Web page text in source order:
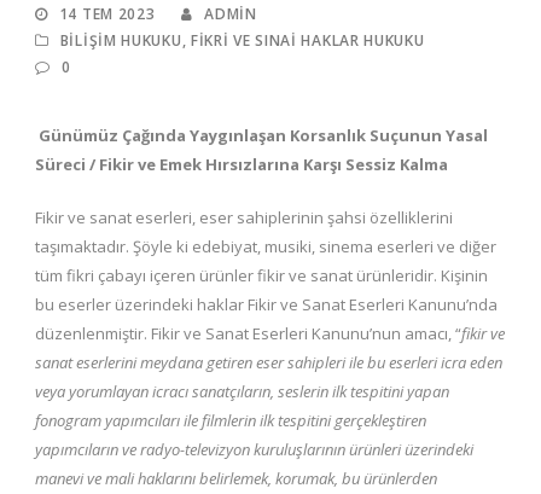
14 TEM 2023
ADMIN
BILIŞIM HUKUKU, FIKRI VE SINAI HAKLAR HUKUKU
0
Günümüz Çağında Yaygınlaşan Korsanlık Suçunun Yasal
Süreci / Fikir ve Emek Hırsızlarına Karşı Sessiz Kalma
Fikir ve sanat eserleri, eser sahiplerinin şahsi özelliklerini
taşımaktadır. Şöyle ki edebiyat, musiki, sinema eserleri ve diğer
tüm fikri çabayı içeren ürünler fikir ve sanat ürünleridir. Kişinin
bu eserler üzerindeki haklar Fikir ve Sanat Eserleri Kanunu’nda
düzenlenmiştir. Fikir ve Sanat Eserleri Kanunu’nun amacı, “fikir ve
sanat eserlerini meydana getiren eser sahipleri ile bu eserleri icra eden
veya yorumlayan icracı sanatçıların, seslerin ilk tespitini yapan
fonogram yapımcıları ile filmlerin ilk tespitini gerçekleştiren
yapımcıların ve radyo-televizyon kuruluşlarının ürünleri üzerindeki
manevi ve mali haklarını belirlemek, korumak, bu ürünlerden